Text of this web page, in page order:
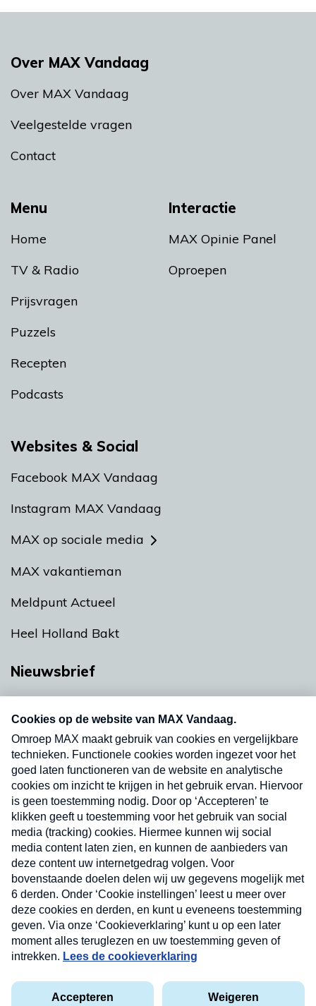
Menu
Home
TV & Radio
Prijsvragen
Puzzels
Recepten
Podcasts
Interactie
MAX Opinie Panel
Oproepen
Over MAX Vandaag
Over MAX Vandaag
Veelgestelde vragen
Contact
Websites & Social
Facebook MAX Vandaag
Instagram MAX Vandaag
MAX op sociale media
MAX vakantieman
Meldpunt Actueel
Heel Holland Bakt
Nieuwsbrief
nieuwsbrief. Elke vrijdag- en dinsdagochtend in
uw mailbox.
Verzend
Privacyverklaring
Cookieverklaring
Nieuwsbrief
Neem hier een gratis abonnement op onze
nieuwsbrief. Elke vrijdag- en dinsdagochtend in uw